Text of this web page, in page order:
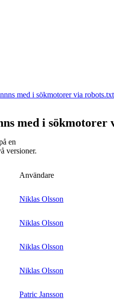
med i sökmotorer via robots.txt
med i sökmotorer
en
versioner.
Användare
Niklas Olsson
Niklas Olsson
Niklas Olsson
Niklas Olsson
Patric Jansson